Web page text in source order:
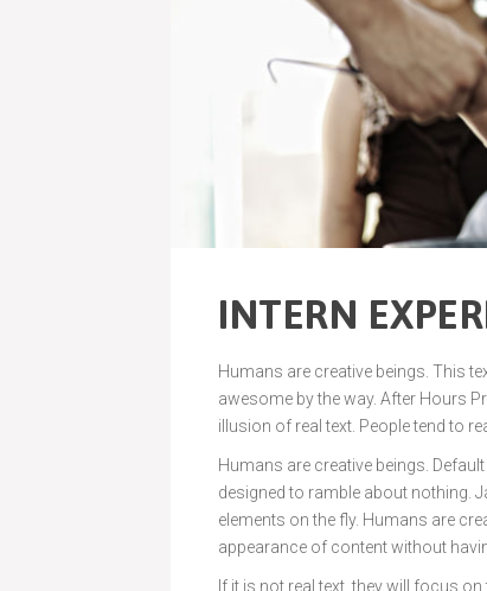
INTERN
Humans are creative beings. This
awesome by the way. After Hours
illusion of real text. People tend to
Humans are creative beings.
designed to ramble about nothing.
elements on the fly. Humans are
appearance of content without
If it is not real text, they will focus